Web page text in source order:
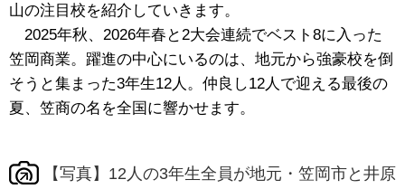
山の注目校を紹介していきます。
2025年秋、2026年春と2大会連続でベスト8に入った
笠岡商業。躍進の中心にいるのは、地元から強豪校を倒
そうと集まった3年生12人。仲良し12人で迎える最後の
夏、笠商の名を全国に響かせます。
【写真】12人の3年生全員が地元・笠岡市と井原